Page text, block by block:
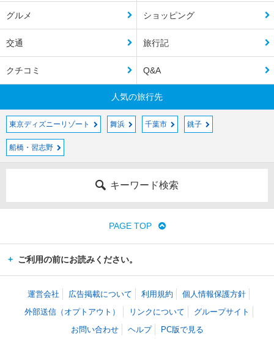
グルメ ショッピング
交通 旅行記
クチコミ Q&A
人気の旅行先
東京ディズニーリゾート 舞浜 千葉市 銚子
船橋・習志野
キーワード検索
PAGE TOP
ご利用の前にお読みください。
運営会社 広告掲載について 利用規約
個人情報保護方針
外部送信（オプトアウト）
リンクについて
グループサイト
お問い合わせ
ヘルプ PC版で見る